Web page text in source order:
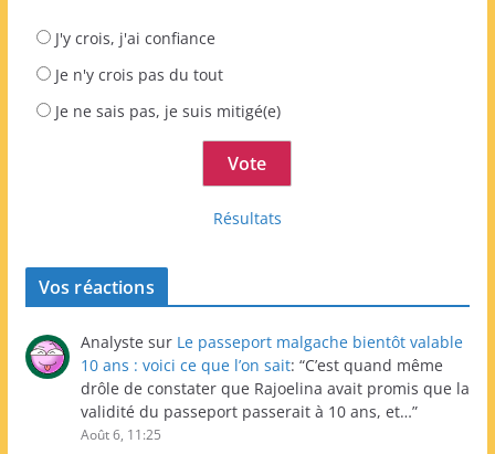
J'y crois, j'ai confiance
Je n'y crois pas du tout
Je ne sais pas, je suis mitigé(e)
Résultats
Vos réactions
Analyste sur Le passeport malgache bientôt valable
10 ans : voici ce que l’on sait: “C’est quand même
drôle de constater que Rajoelina avait promis que la
validité du passeport passerait à 10 ans, et…”
Août 6, 11:25